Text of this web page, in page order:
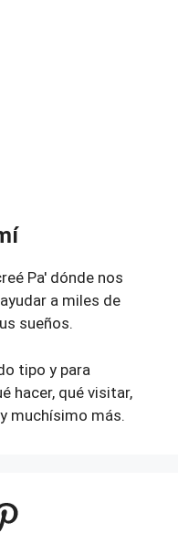
Pa' dónde nos
a miles de
sueños.
tipo y para
hacer, qué visitar,
muchísimo más.